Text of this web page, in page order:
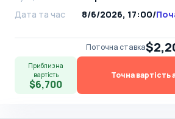
Дата та час
8/6/2026, 17:00/
Поточна ставка
Приблизна
вартість
$6,700
Точна вартість